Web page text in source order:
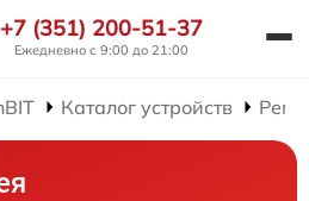
+7 (351) 200-51-37
Ежедневно с 9:00 до 21:00
Каталог устройств